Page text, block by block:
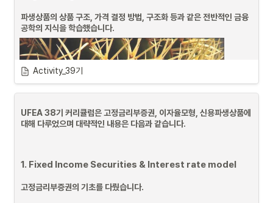
파생상품의 상품 구조, 가격 결정 방법, 구조화 등과 같은 전반적인 금융
공학의 지식을 학습했습니다.
Activity_39기
UFEA 38기 커리큘럼은 고정금리부증권, 이자율모형, 신용파생상품에
대해 다루었으며 대략적인 내용은 다음과 같습니다.
1. Fixed Income Securities & Interest rate model
고정금리부증권의 기초를 다뤘습니다.